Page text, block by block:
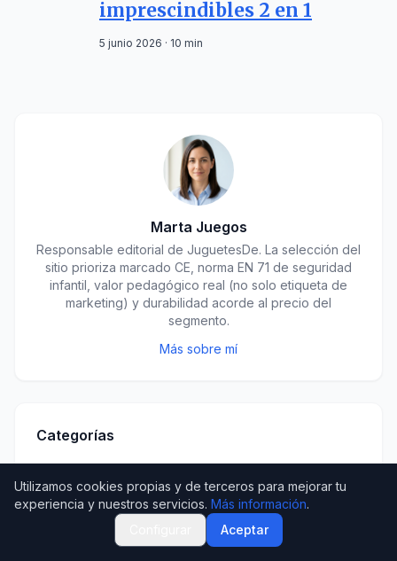
imprescindibles 2 en 1
5 junio 2026 · 10 min
Marta Juegos
Responsable editorial de JuguetesDe. La selección del
sitio prioriza marcado CE, norma EN 71 de seguridad
infantil, valor pedagógico real (no solo etiqueta de
marketing) y durabilidad acorde al precio del
segmento.
Más sobre mí
Categorías
Juguetes por Edad
Utilizamos cookies propias y de terceros para mejorar tu
experiencia y nuestros servicios. Más información.
Aceptar